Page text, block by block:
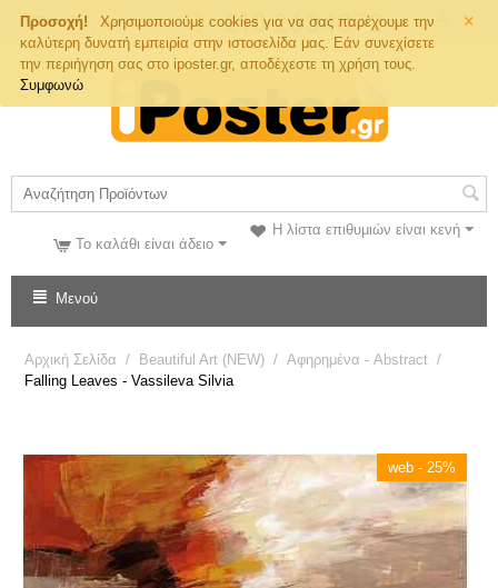
×
Προσοχή!
Χρησιμοποιούμε cookies για να σας παρέχουμε την
καλύτερη δυνατή εμπειρία στην ιστοσελίδα μας. Εάν συνεχίσετε
την περιήγηση σας στο iposter.gr, αποδέχεστε τη χρήση τους.
Συμφωνώ
Τηλ. Παραγγελιών
Η λίστα επιθυμιών είναι κενή
Το καλάθι είναι άδειο
Μενού
Αρχική Σελίδα / Beautiful Art (NEW) / Αφηρημένα - Abstract /
Falling Leaves - Vassileva Silvia
web - 25%